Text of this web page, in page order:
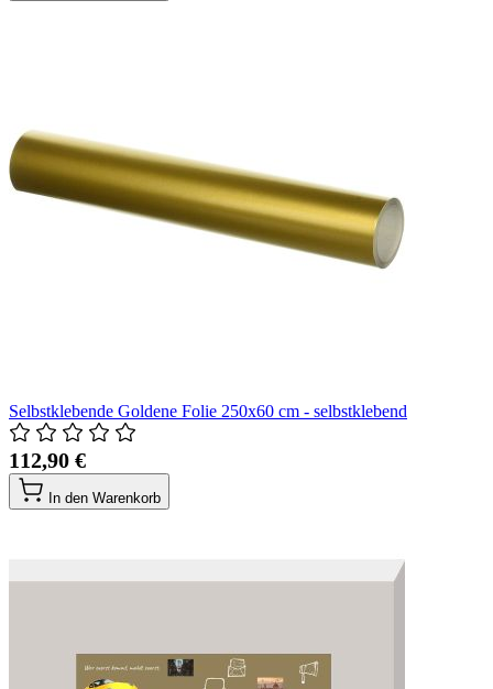
Selbstklebende Goldene Folie 250x60 cm - selbstklebend
112,90 €
In den Warenkorb